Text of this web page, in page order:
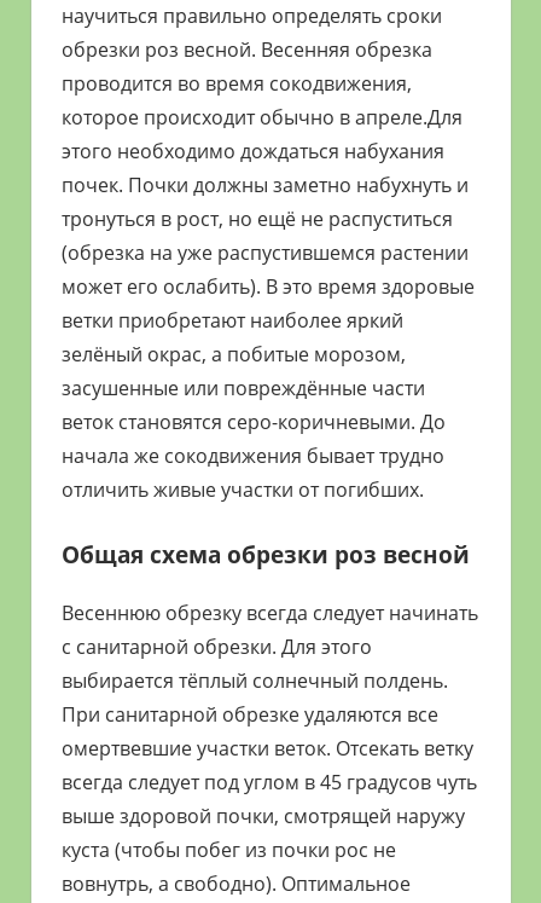
научиться правильно определять сроки
обрезки роз весной. Весенняя обрезка
проводится во время сокодвижения,
которое происходит обычно в апреле.Для
этого необходимо дождаться набухания
почек. Почки должны заметно набухнуть и
тронуться в рост, но ещё не распуститься
(обрезка на уже распустившемся растении
может его ослабить). В это время здоровые
ветки приобретают наиболее яркий
зелёный окрас, а побитые морозом,
засушенные или повреждённые части
веток становятся серо-коричневыми. До
начала же сокодвижения бывает трудно
отличить живые участки от погибших.
Общая схема обрезки роз весной
Весеннюю обрезку всегда следует начинать
с санитарной обрезки. Для этого
выбирается тёплый солнечный полдень.
При санитарной обрезке удаляются все
омертвевшие участки веток. Отсекать ветку
всегда следует под углом в 45 градусов чуть
выше здоровой почки, смотрящей наружу
куста (чтобы побег из почки рос не
вовнутрь, а свободно). Оптимальное